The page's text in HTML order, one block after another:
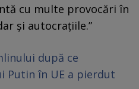
cu multe provocări în
și autocrațiile.”
după ce
Putin în UE a pierdut